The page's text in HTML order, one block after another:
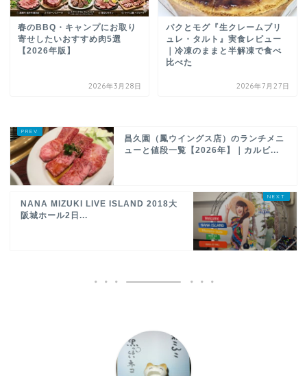
春のBBQ・キャンプにお取り
寄せしたいおすすめ肉5選
【2026年版】
2026年3月28日
パクとモグ『生クレームブリ
ュレ・タルト』実食レビュー
｜冷凍のままと半解凍で食べ
比べた
2026年7月27日
昌久園（鳳ウイングス店）のランチメニ
ューと値段一覧【2026年】｜カルビ...
NANA MIZUKI LIVE ISLAND 2018大
阪城ホール2日...